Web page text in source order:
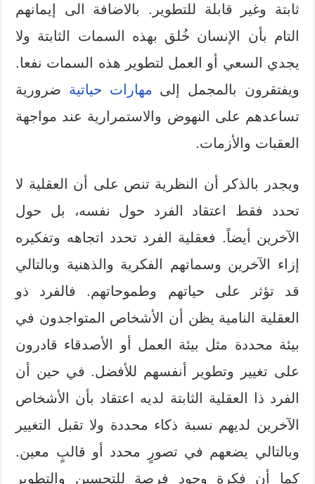
ثابتة وغير قابلة للتطوير. بالاضافة الى إيمانهم
التام بأن الإنسان خُلق بهذه السمات الثابتة ولا
يجدي السعي أو العمل لتطوير هذه السمات نفعا.
ويفتقرون بالمجمل إلى مهارات حياتية ضرورية
تساعدهم على النهوض والاستمرارية عند مواجهة
العقبات والأزمات.
ويجدر بالذكر أن النظرية تنص على أن العقلية لا
تحدد فقط اعتقاد الفرد حول نفسه، بل حول
الآخرين أيضاً. فعقلية الفرد تحدد اتجاهه وتفكيره
إزاء الآخرين وسماتهم الفكرية والذهنية وبالتالي
قد تؤثر على حياتهم وطموحاتهم. فالفرد ذو
العقلية النامية يظن أن الأشخاص المتواجدون في
بيئة محددة مثل بيئة العمل أو الأصدقاء قادرون
على تغيير وتطوير أنفسهم للأفضل. في حين أن
الفرد ذا العقلية الثابتة لديه اعتقاد بأن الأشخاص
الآخرين لديهم نسبة ذكاء محددة ولا تقبل التغيير
وبالتالي يضعهم في تصورٍ محدد أو قالبٍ معين.
كما أن فكرة وجود فرصة للتحسين والتطوير